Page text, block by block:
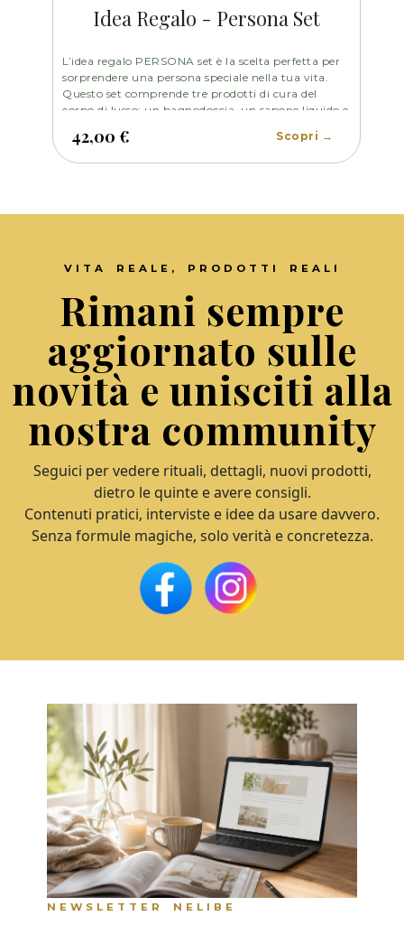
Idea Regalo - Persona Set
L’idea regalo PERSONA set è la scelta perfetta per
sorprendere una persona speciale nella tua vita.
Questo set comprende tre prodotti di cura del
corpo di lusso: un bagnodoccia, un sapone liquido e
ingredienti di alta qualità per fornire una cura
delicata e idratante per la pelle.
42,00 € Scopri →
VITA REALE, PRODOTTI REALI
Rimani sempre
aggiornato sulle
novità e unisciti alla
nostra community
Seguici per vedere rituali, dettagli, nuovi prodotti,
dietro le quinte e avere consigli.
Contenuti pratici, interviste e idee da usare davvero.
Senza formule magiche, solo verità e concretezza.
NEWSLETTER NELIBE